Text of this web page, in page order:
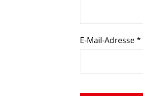
E-Mail-Adresse*